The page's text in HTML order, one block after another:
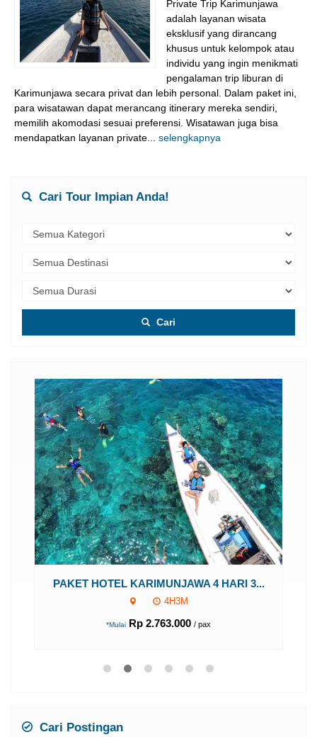
Private Trip Karimunjawa
adalah layanan wisata
eksklusif yang dirancang
khusus untuk kelompok atau
individu yang ingin menikmati
pengalaman trip liburan di
Karimunjawa secara privat dan lebih personal. Dalam paket ini,
para wisatawan dapat merancang itinerary mereka sendiri,
memilih akomodasi sesuai preferensi. Wisatawan juga bisa
mendapatkan layanan private... selengkapnya
Cari Tour Impian Anda!
Cari
PAKET HOTEL KARIMUNJAWA 4 HARI 3...
4H3M
*Mulai Rp 2.763.000 / pax
Cari Postingan